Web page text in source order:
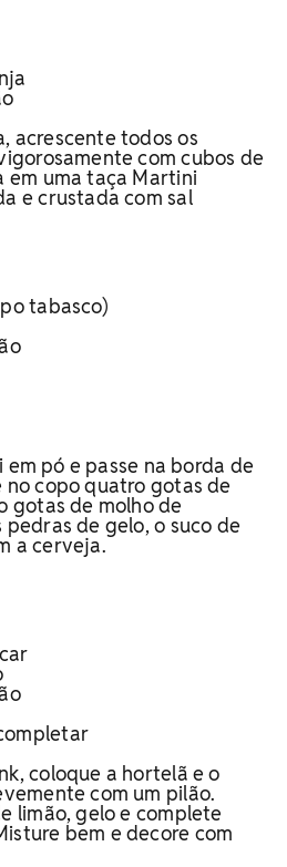
acrescente todos os
com cubos de
em uma taça Martini
e crustada com sal
tabasco)
em pó e passe na borda de
no copo quatro gotas de
gotas de molho de
de gelo, o suco de
a cerveja.
coloque a hortelã e o
com um pilão.
limão, gelo e complete
bem e decore com